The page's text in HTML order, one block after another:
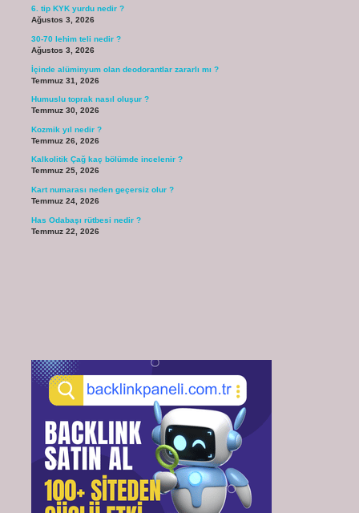
6. tip KYK yurdu nedir ?
Ağustos 3, 2026
30-70 lehim teli nedir ?
Ağustos 3, 2026
İçinde alüminyum olan deodorantlar zararlı mı ?
Temmuz 31, 2026
Humuslu toprak nasıl oluşur ?
Temmuz 30, 2026
Kozmik yıl nedir ?
Temmuz 26, 2026
Kalkolitik Çağ kaç bölümde incelenir ?
Temmuz 25, 2026
Kart numarası neden geçersiz olur ?
Temmuz 24, 2026
Has Odabaşı rütbesi nedir ?
Temmuz 22, 2026